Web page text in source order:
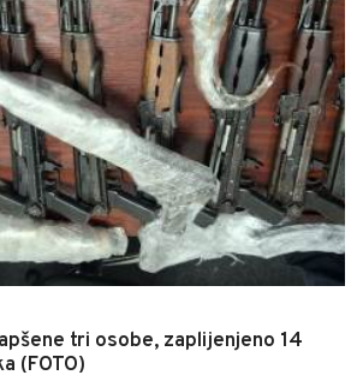
tri osobe, zaplijenjeno 14
(FOTO)